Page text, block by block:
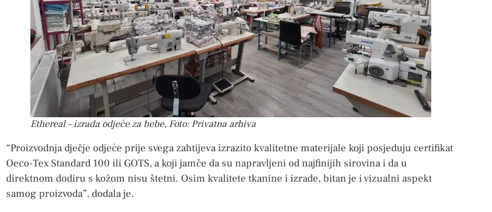
Ethereal – izrada odjeće za bebe, Foto: Privatna arhiva
“Proizvodnja dječje odjeće prije svega zahtijeva izrazito kvalitetne materijale koji posjeduju certifikat
Oeco-Tex Standard 100 ili GOTS, a koji jamče da su napravljeni od najfinijih sirovina i da u
direktnom dodiru s kožom nisu štetni. Osim kvalitete tkanine i izrade, bitan je i vizualni aspekt
samog proizvoda”, dodala je.